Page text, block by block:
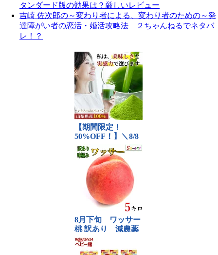
タンダード版の効果は？厳しいレビュー
吉崎 佐次郎の～変わり者による、変わり者のための～発
達障がい者の恋活・婚活攻略法 ２ちゃんねるでネタバ
レ！？